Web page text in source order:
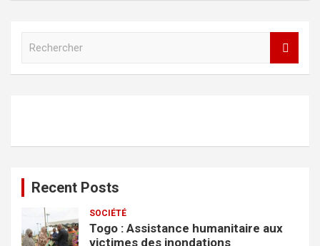
h
Recent Posts
SOCIÉTÉ
Togo : Assistance humanitaire aux
victimes des inondations